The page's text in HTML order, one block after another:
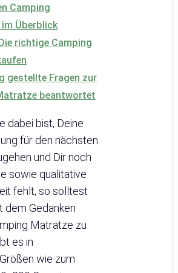
Camping
Überblick
richtige Camping
gestellte Fragen zur
beantwortet
dabei bist, Deine
für den nächsten
und Dir noch
sowie qualitative
fehlt, so solltest
dem Gedanken
Matratze zu
es in
wie zum